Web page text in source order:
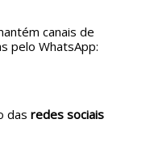
canais de
pelo WhatsApp:
das redes sociais